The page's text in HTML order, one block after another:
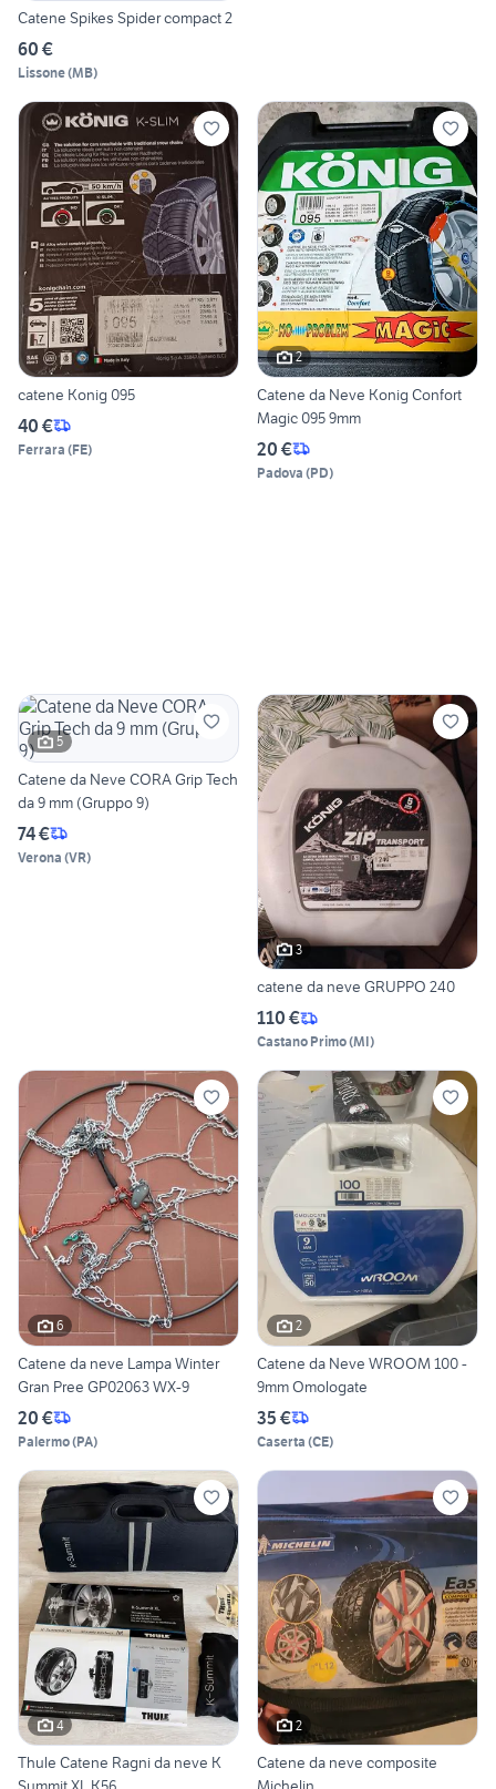
Catene Spikes Spider compact 2
60 €
Lissone(MB)
catene Konig 095
40 €
Ferrara (FE)
2
Catene da Neve Konig Confort
Magic 095 9mm
20 €
Padova (PD)
5
Catene da Neve CORA Grip Tech
da 9 mm (Gruppo 9)
74 €
Verona (VR)
3
catene da neve GRUPPO 240
110 €
Castano Primo(MI)
6
Catene da neve Lampa Winter
Gran Pree GP02063 WX-9
20 €
Palermo(PA)
2
Catene da Neve WROOM 100 -
9mm Omologate
35 €
Caserta (CE)
4
Thule Catene Ragni da neve K
2
Catene da neve composite